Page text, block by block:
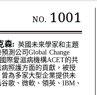
NO. 1001
森: 英國未來學家和主題
測公司Global Change
際愛滋病機構ACET的共
照護方面的貢獻，被授
為多家大型企業提供未
歌、微軟、領英、IBM、